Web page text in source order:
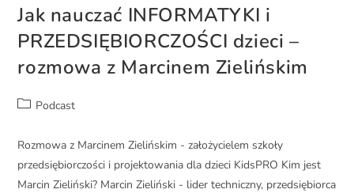
Jak nauczać INFORMATYKI i
PRZEDSIĘBIORCZOŚCI dzieci –
rozmowa z Marcinem Zielińskim
Podcast
Rozmowa z Marcinem Zielińskim - założycielem szkoły
przedsiębiorczości i projektowania dla dzieci KidsPRO Kim jest
Marcin Zieliński? Marcin Zieliński - lider techniczny, przedsiębiorca